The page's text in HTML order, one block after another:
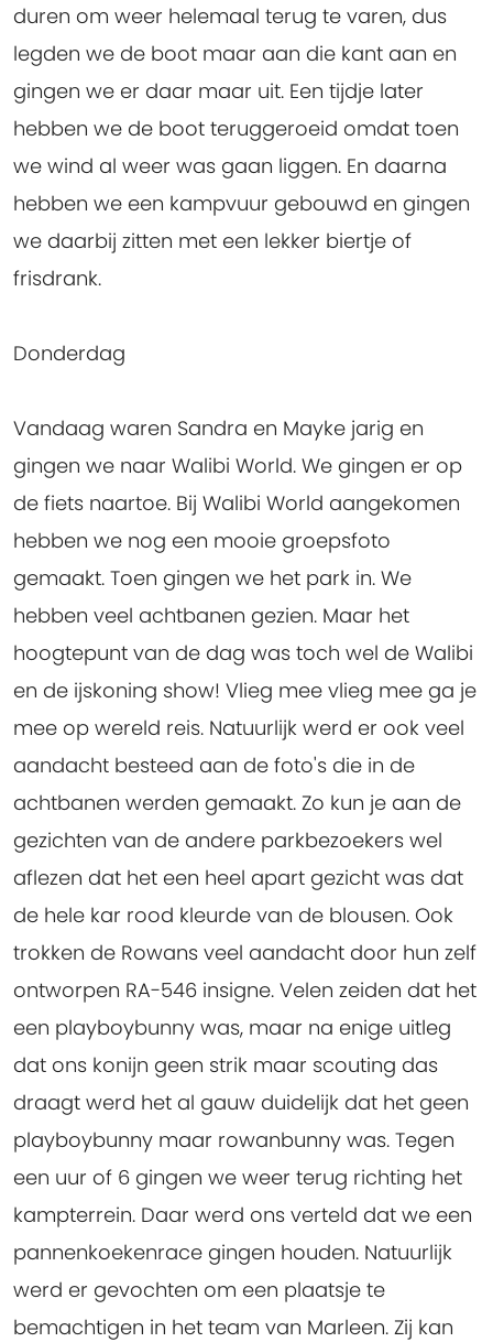
duren om weer helemaal terug te varen, dus
legden we de boot maar aan die kant aan en
gingen we er daar maar uit. Een tijdje later
hebben we de boot teruggeroeid omdat toen
we wind al weer was gaan liggen. En daarna
hebben we een kampvuur gebouwd en gingen
we daarbij zitten met een lekker biertje of
frisdrank.
Donderdag
Vandaag waren Sandra en Mayke jarig en
gingen we naar Walibi World. We gingen er op
de fiets naartoe. Bij Walibi World aangekomen
hebben we nog een mooie groepsfoto
gemaakt. Toen gingen we het park in. We
hebben veel achtbanen gezien. Maar het
hoogtepunt van de dag was toch wel de Walibi
en de ijskoning show! Vlieg mee vlieg mee ga je
mee op wereld reis. Natuurlijk werd er ook veel
aandacht besteed aan de foto's die in de
achtbanen werden gemaakt. Zo kun je aan de
gezichten van de andere parkbezoekers wel
aflezen dat het een heel apart gezicht was dat
de hele kar rood kleurde van de blousen. Ook
trokken de Rowans veel aandacht door hun zelf
ontworpen RA-546 insigne. Velen zeiden dat het
een playboybunny was, maar na enige uitleg
dat ons konijn geen strik maar scouting das
draagt werd het al gauw duidelijk dat het geen
playboybunny maar rowanbunny was. Tegen
een uur of 6 gingen we weer terug richting het
kampterrein. Daar werd ons verteld dat we een
pannenkoekenrace gingen houden. Natuurlijk
werd er gevochten om een plaatsje te
bemachtigen in het team van Marleen. Zij kan